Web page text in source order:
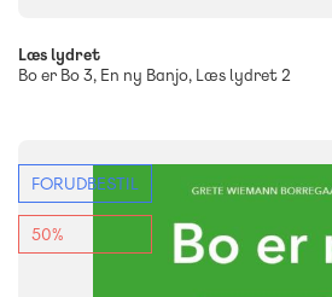
Læs lydret
Bo er Bo 3, En ny Banjo, Læs lydret 2
FAG
Dansk
Børnehaveklasse
FORUDBESTIL
50%